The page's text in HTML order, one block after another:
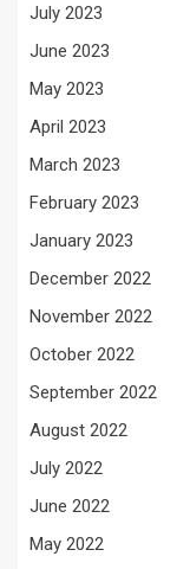
July 2023
June 2023
May 2023
April 2023
March 2023
February 2023
January 2023
December 2022
November 2022
October 2022
September 2022
August 2022
July 2022
June 2022
May 2022